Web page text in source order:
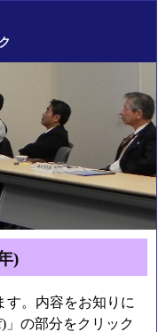
)
す。内容をお知りに
の部分をクリック